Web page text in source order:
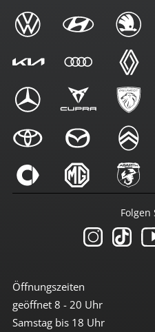
Öffnungszeiten
geöffnet 8 - 20 Uhr
Samstag bis 18 Uhr
Folgen